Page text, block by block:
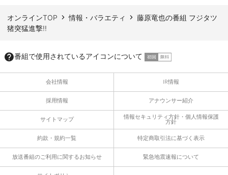
オンラインTOP 情報・バラエティ
藤原竜也の番組 フジタツ
猪突猛進撃!!
番組で使用されているアイコンについて
会社情報 IR情報
採用情報 アナウンサー紹介
サイトマップ 情報セキュリティ方針・個人情報保護
方針
約款・規約一覧 特定商取引法に基づく表示
放送番組のご利用に関するお知らせ 緊急地震速報について